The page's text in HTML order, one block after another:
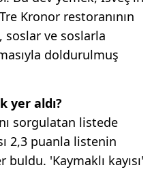
Kronor restoranının
soslar ve soslarla
doldurulmuş
yer aldı?
sorgulatan listede
2,3 puanla listenin
buldu. 'Kaymaklı kayısı'